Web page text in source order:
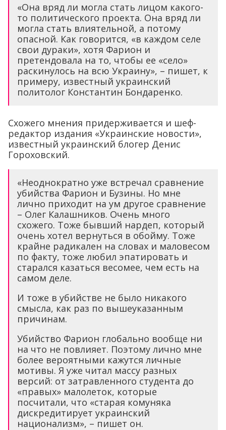
«Она вряд ли могла стать лицом какого-
то политического проекта. Она вряд ли
могла стать влиятельной, а потому
опасной. Как говорится, «в каждом селе
свои дураки», хотя Фарион и
претендовала на то, чтобы ее «село»
раскинулось на всю Украину», – пишет, к
примеру, известный украинский
политолог Константин Бондаренко.
Схожего мнения придерживается и шеф-
редактор издания «Украинские новости»,
известный украинский блогер Денис
Гороховский.
«Неоднократно уже встречал сравнение
убийства Фарион и Бузины. Но мне
лично приходит на ум другое сравнение
– Олег Калашников. Очень много
схожего. Тоже бывший нардеп, который
очень хотел вернуться в обойму. Тоже
крайне радикален на словах и маловесом
по факту, тоже любил эпатировать и
старался казаться весомее, чем есть на
самом деле.
И тоже в убийстве не было никакого
смысла, как раз по вышеуказанным
причинам.
Убийство Фарион глобально вообще ни
на что не повлияет. Поэтому лично мне
более вероятными кажутся личные
мотивы. Я уже читал массу разных
версий: от затравленного студента до
«правых» малолеток, которые
посчитали, что «старая комуняка
дискредитирует украинский
национализм», – пишет он.